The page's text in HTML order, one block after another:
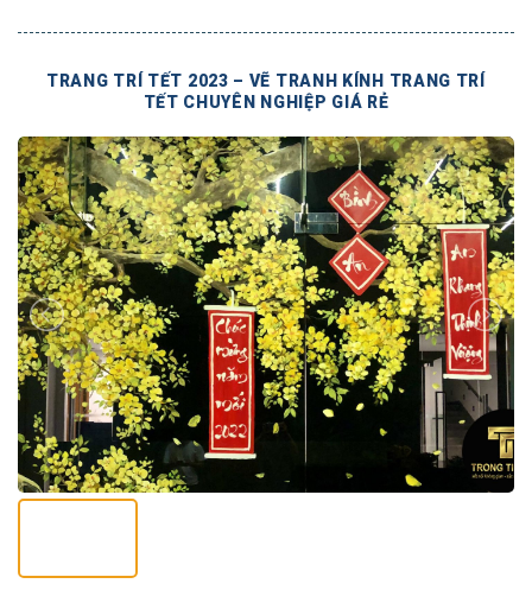
TRANG TRÍ TẾT 2023 – VẼ TRANH KÍNH TRANG TRÍ
TẾT CHUYÊN NGHIỆP GIÁ RẺ